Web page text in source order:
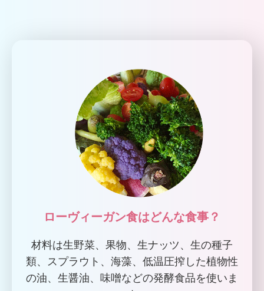
ローヴィーガン食はどんな食事？
材料は生野菜、果物、生ナッツ、生の種子
類、スプラウト、海藻、低温圧搾した植物性
の油、生醤油、味噌などの発酵食品を使いま